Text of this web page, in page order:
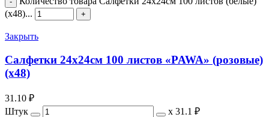
(х48)...
Закрыть
Салфетки 24х24см 100 листов «PAWA» (розовые)
(х48)
31.10 ₽
Штук
х 31.1 ₽